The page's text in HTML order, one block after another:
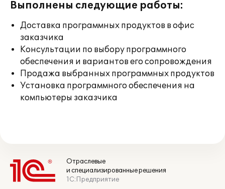
Выполнены следующие работы:
Доставка программных продуктов в офис
заказчика
Консультации по выбору программного
обеспечения и вариантов его сопровождения
Продажа выбранных программных продуктов
Установка программного обеспечения на
компьютеры заказчика
Отраслевые
и специализированные решения
1С:Предприятие